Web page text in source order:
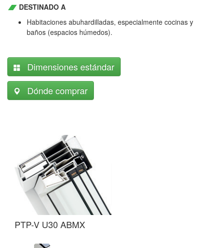
DESTINADO A
Habitaciones abuhardilladas, especialmente cocinas y
baños (espacios húmedos).
Dimensiones estándar
Dónde comprar
PTP-V U30 ABMX